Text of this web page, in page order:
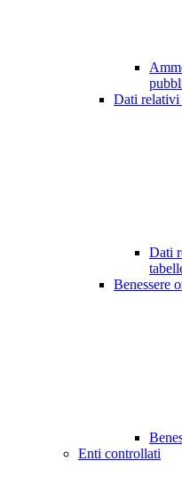
Dati relativi
Dati
Benessere
Enti controllati